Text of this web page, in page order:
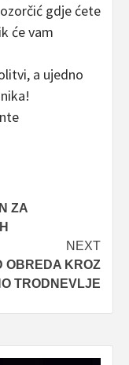
gdje ćete
će vam
a ujedno
ZA
NEXT
OBREDA KROZ
TRODNEVLJE